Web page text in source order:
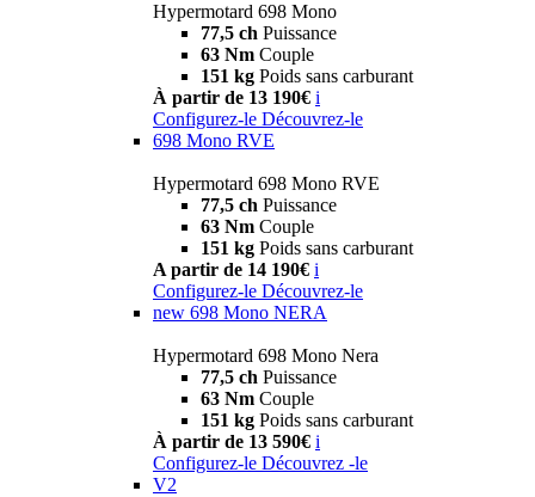
Hypermotard 698 Mono
77,5 ch Puissance
63 Nm Couple
151 kg Poids sans carburant
À partir de 13 190€ i
Configurez-le Découvrez-le
698 Mono RVE
Hypermotard 698 Mono RVE
77,5 ch Puissance
63 Nm Couple
151 kg Poids sans carburant
A partir de 14 190€ i
Configurez-le Découvrez-le
new 698 Mono NERA
Hypermotard 698 Mono Nera
77,5 ch Puissance
63 Nm Couple
151 kg Poids sans carburant
À partir de 13 590€ i
Configurez-le Découvrez -le
V2